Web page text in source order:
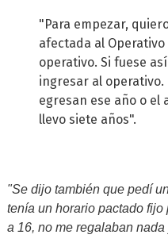
"Para empezar,
afectada al
operativo. Si fuese
ingresar al operativo.
egresan ese año o el
llevo siete años".
"Se dijo también que pedí
tenía un horario pactado
a 16, no me regalaban